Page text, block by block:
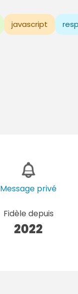
javascript
Message privé
Fidèle depuis
2022